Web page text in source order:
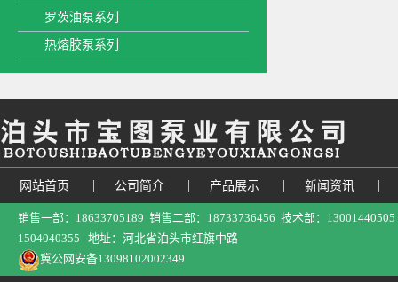
罗茨油泵系列
热熔胶泵系列
网站首页 公司简介 产品展示 新闻资讯
销售一部：18633705189 销售二部：18733736456 技术部：
1504040355 地址：河北省泊头市红旗中路
冀公网安备13098102002349